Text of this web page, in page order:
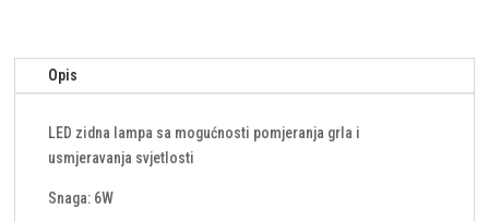
Opis
LED zidna lampa sa mogućnosti pomjeranja grla i
usmjeravanja svjetlosti
Snaga: 6W